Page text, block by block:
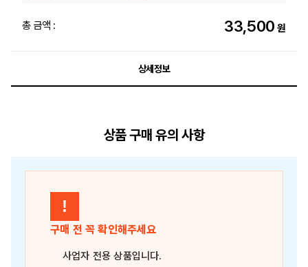
총 금액 : 33,500 원
상세정보
상품 구매 유의 사항
!
구매 전 꼭 확인해주세요
사업자 전용 상품입니다.